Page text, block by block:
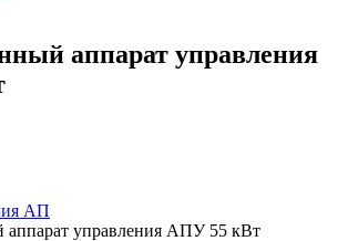
аппарат управления
АП
управления АПУ 55 кВт